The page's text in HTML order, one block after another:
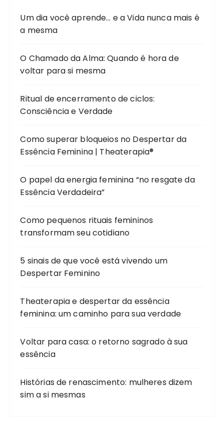
Um dia você aprende… e a Vida nunca mais é
a mesma
O Chamado da Alma: Quando é hora de
voltar para si mesma
Ritual de encerramento de ciclos:
Consciência e Verdade
Como superar bloqueios no Despertar da
Essência Feminina | Theaterapia®
O papel da energia feminina “no resgate da
Essência Verdadeira”
Como pequenos rituais femininos
transformam seu cotidiano
5 sinais de que você está vivendo um
Despertar Feminino
Theaterapia e despertar da essência
feminina: um caminho para sua verdade
Voltar para casa: o retorno sagrado à sua
essência
Histórias de renascimento: mulheres dizem
sim a si mesmas